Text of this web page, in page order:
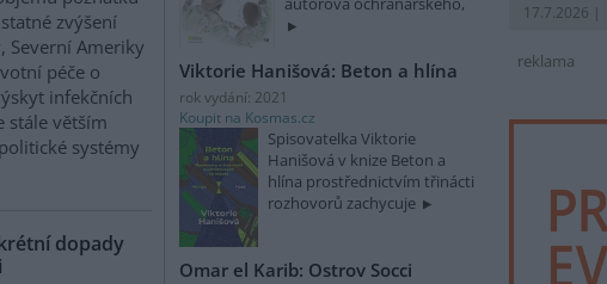
zvýšení
Severní Ameriky
péče o
infekčních
stále větším
systémy
dopady
Viktorie Hanišová: Beton a hlína
rok vydání: 2021
Koupit na Kosmas.cz
Spisovatelka Viktorie
Hanišová v knize Beton a
hlína prostřednictvím třinácti
rozhovorů zachycuje
Omar el Karib: Ostrov Socci
17.7.2026 |
reklama